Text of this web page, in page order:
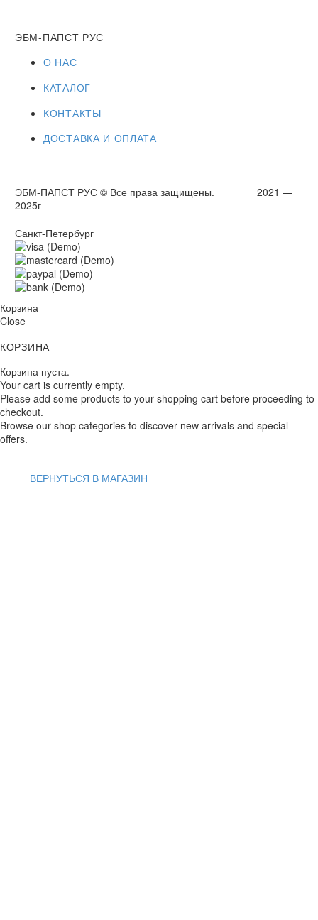
ЭБМ-ПАПСТ РУС
О НАС
КАТАЛОГ
КОНТАКТЫ
ДОСТАВКА И ОПЛАТА
ЭБМ-ПАПСТ РУС © Все права защищены. 2021 —
2025г
Санкт-Петербург
Корзина
Close
КОРЗИНА
Корзина пуста.
Your cart is currently empty.
Please add some products to your shopping cart before proceeding to
checkout.
Browse our shop categories to discover new arrivals and special
offers.
ВЕРНУТЬСЯ В МАГАЗИН